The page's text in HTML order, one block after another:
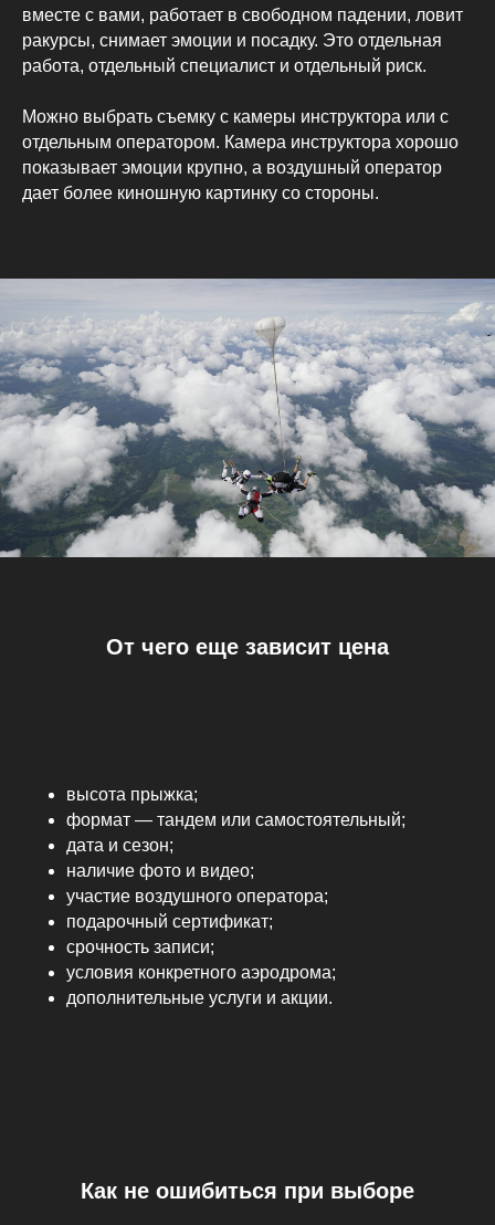
вместе с вами, работает в свободном падении, ловит
ракурсы, снимает эмоции и посадку. Это отдельная
работа, отдельный специалист и отдельный риск.
Можно выбрать съемку с камеры инструктора или с
отдельным оператором. Камера инструктора хорошо
показывает эмоции крупно, а воздушный оператор
дает более киношную картинку со стороны.
От чего еще зависит цена
высота прыжка;
формат — тандем или самостоятельный;
дата и сезон;
наличие фото и видео;
участие воздушного оператора;
подарочный сертификат;
срочность записи;
условия конкретного аэродрома;
дополнительные услуги и акции.
Как не ошибиться при выборе